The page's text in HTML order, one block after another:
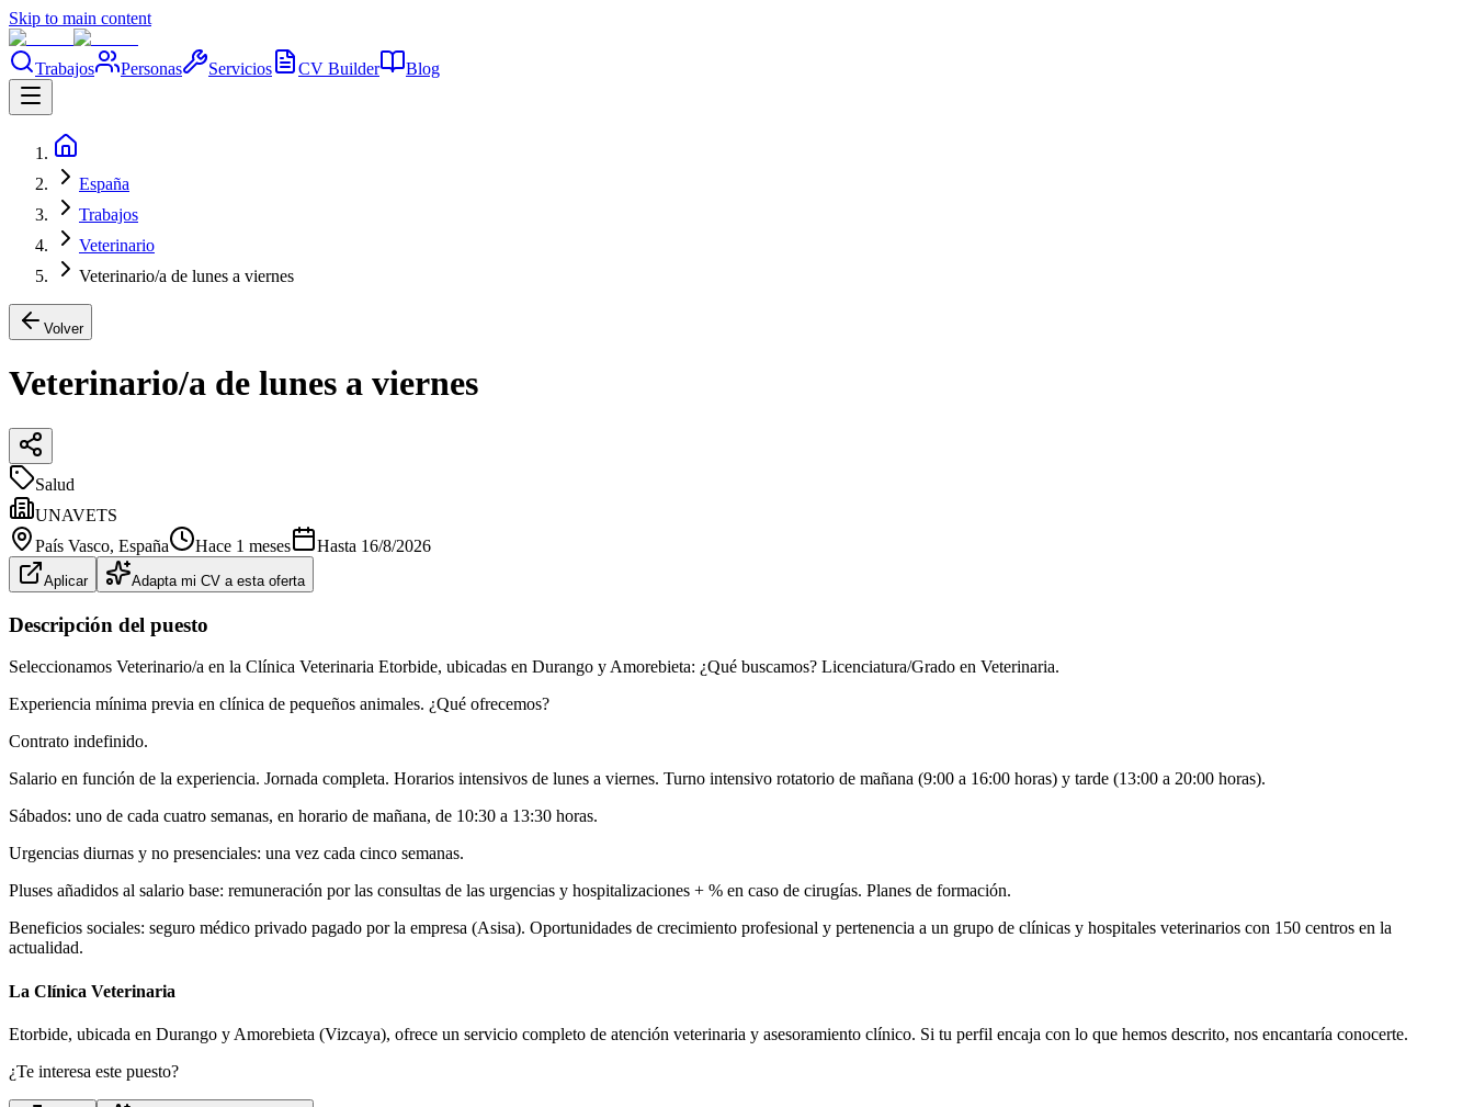
Skip to main content
Trabajos Personas Servicios CV Builder Blog
España
Trabajos
Veterinario
Veterinario/a de lunes a viernes
Volver
Veterinario/a de lunes a viernes
Salud
UNAVETS
País Vasco, España Hace 1 meses Hasta 16/8/2026
Aplicar Adapta mi CV a esta oferta
Descripción del puesto
Seleccionamos Veterinario/a en la Clínica Veterinaria Etorbide, ubicadas en Durango y Amorebieta: ¿Qué buscamos? Licenciatura/Grado en Veterinaria.
Experiencia mínima previa en clínica de pequeños animales. ¿Qué ofrecemos?
Contrato indefinido.
Salario en función de la experiencia. Jornada completa. Horarios intensivos de lunes a viernes. Turno intensivo rotatorio de mañana (9:00 a 16:00 horas) y tarde (13:00 a 20:00 horas).
Sábados: uno de cada cuatro semanas, en horario de mañana, de 10:30 a 13:30 horas.
Urgencias diurnas y no presenciales: una vez cada cinco semanas.
Pluses añadidos al salario base: remuneración por las consultas de las urgencias y hospitalizaciones + % en caso de cirugías. Planes de formación.
Beneficios sociales: seguro médico privado pagado por la empresa (Asisa). Oportunidades de crecimiento profesional y pertenencia a un grupo de clínicas y hospitales veterinarios con 150 centros en la
actualidad.
La Clínica Veterinaria
Etorbide, ubicada en Durango y Amorebieta (Vizcaya), ofrece un servicio completo de atención veterinaria y asesoramiento clínico. Si tu perfil encaja con lo que hemos descrito, nos encantaría conocerte.
¿Te interesa este puesto?